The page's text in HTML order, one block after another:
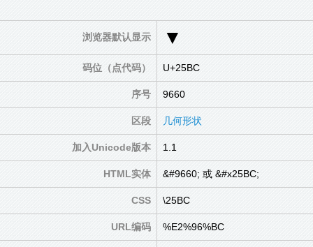
浏览器默认显示 ▼
码位（点代码） U+25BC
序号 9660
区段 几何形状
加入Unicode版本 1.1
HTML实体 &#9660; 或 &#x25BC;
CSS \25BC
URL编码 %E2%96%BC